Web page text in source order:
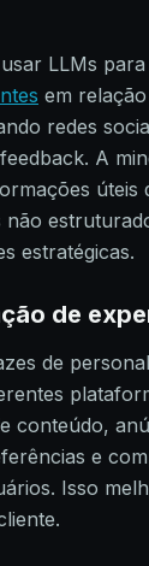
LLMs para
em
redes
A
úteis
não
estratégicas.
de
de
conteúdo,
e
Isso